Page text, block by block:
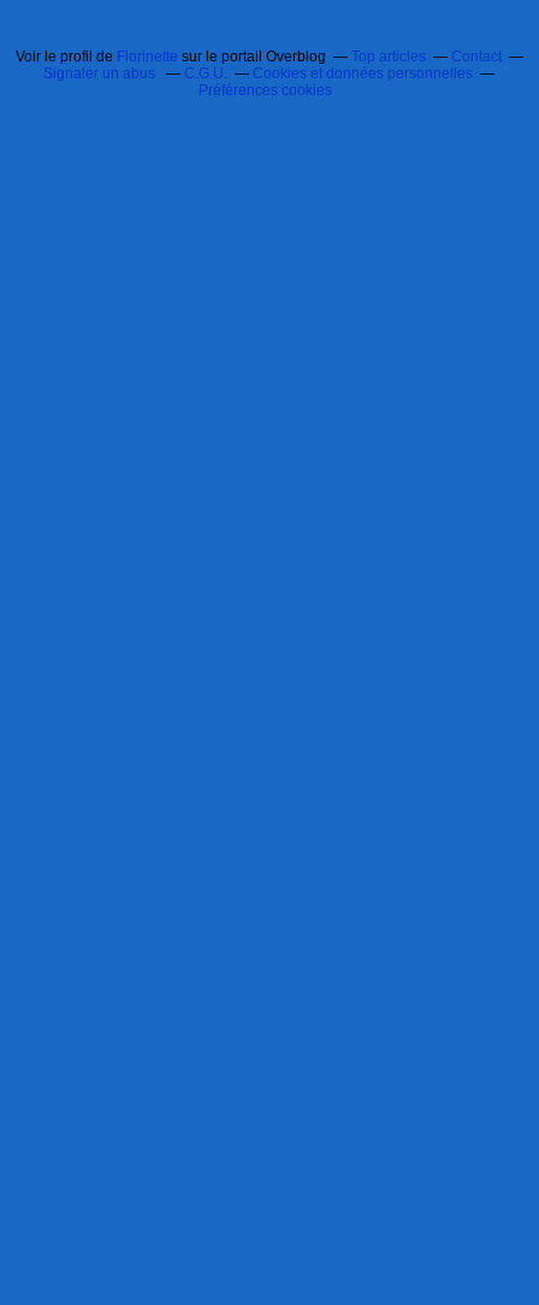
Voir le profil de Florinette sur le portail Overblog Top articles
Contact
Signaler un abus
C.G.U.
Cookies et données personnelles
Préférences cookies